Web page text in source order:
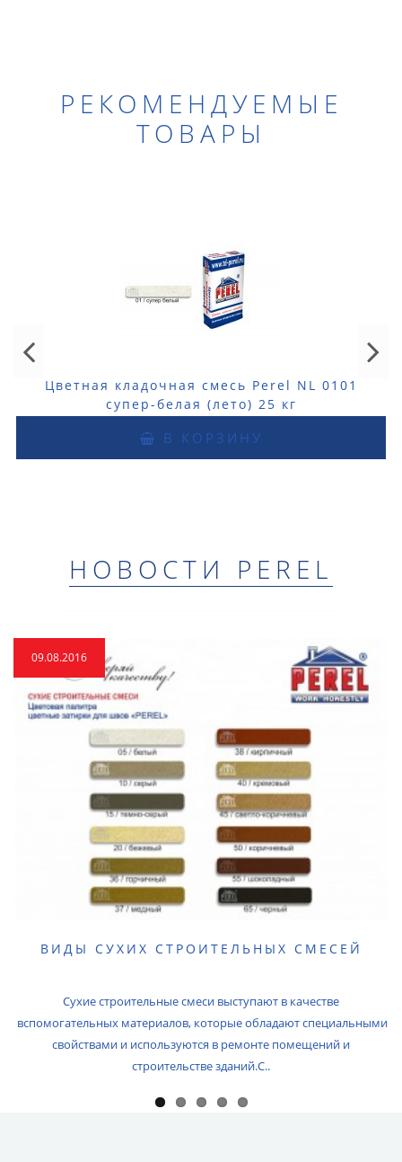
РЕКОМЕНДУЕМЫЕ
ТОВАРЫ
Цветная кладочная смесь Perel NL 0101
супер-белая (лето) 25 кг
В КОРЗИНУ
НОВОСТИ PEREL
09.08.2016
ВИДЫ СУХИХ СТРОИТЕЛЬНЫХ СМЕСЕЙ
Сухие строительные смеси выступают в качестве
вспомогательных материалов, которые обладают специальными
свойствами и используются в ремонте помещений и
строительстве зданий.С..